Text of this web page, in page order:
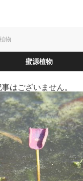
物
蜜源植物
はございません。